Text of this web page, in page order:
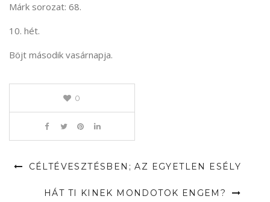
Márk sorozat: 68.
10. hét.
Böjt második vasárnapja.
0
CÉLTÉVESZTÉSBEN; AZ EGYETLEN ESÉLY
HÁT TI KINEK MONDOTOK ENGEM?